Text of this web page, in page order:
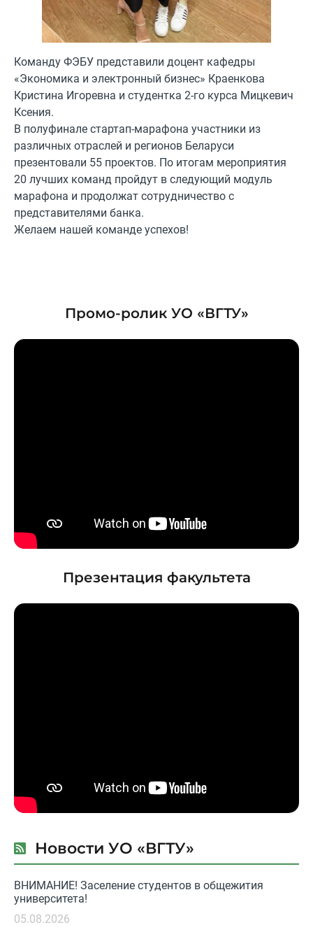
Команду ФЭБУ представили доцент кафедры
«Экономика и электронный бизнес» Краенкова
Кристина Игоревна и студентка 2-го курса Мицкевич
Ксения.
В полуфинале стартап-марафона участники из
различных отраслей и регионов Беларуси
презентовали 55 проектов. По итогам мероприятия
20 лучших команд пройдут в следующий модуль
марафона и продолжат сотрудничество с
представителями банка.
Желаем нашей команде успехов!
Промо-ролик УО «ВГТУ»
Презентация факультета
Новости УО «ВГТУ»
ВНИМАНИЕ! Заселение студентов в общежития
университета!
05.08.2026